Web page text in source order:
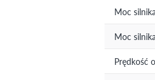
Moc
Moc
Prędkość